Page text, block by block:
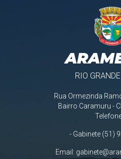
RIO
Rua Ormezinda
Bairro Caramuru -
- Gabinete (51)
Email: